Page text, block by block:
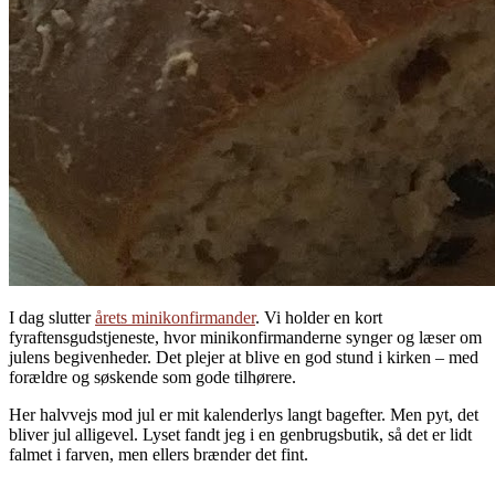
I dag slutterårets minikonfirmander. Vi holder en kort
fyraftensgudstjeneste, hvor minikonfirmanderne synger og læser om
julens begivenheder. Det plejer at blive en god stund i kirken – med
forældre og søskende som gode tilhørere.
Her halvvejs mod jul er mit kalenderlys langt bagefter. Men pyt, det
bliver jul alligevel. Lyset fandt jeg i en genbrugsbutik, så det er lidt
falmet i farven, men ellers brænder det fint.